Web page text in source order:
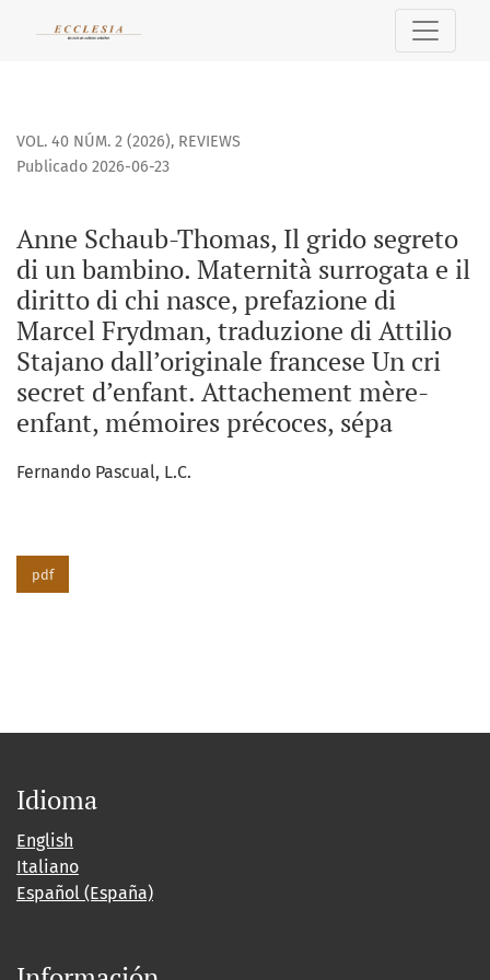
Anne Schaub-Thomas, Il grido segreto di un bambino.
VOL. 40 NÚM. 2 (2026), REVIEWS
Anne Schaub-Thomas, Il grido segreto
di un bambino. Maternità surrogata e il
diritto di chi nasce, prefazione di
Marcel Frydman, traduzione di Attilio
Stajano dall’originale francese Un cri
secret d’enfant. Attachement mère-
enfant, mémoires précoces, sépa
Publicado 2026-06-23
Fernando Pascual, L.C.
pdf
Idioma
English
Italiano
Español (España)